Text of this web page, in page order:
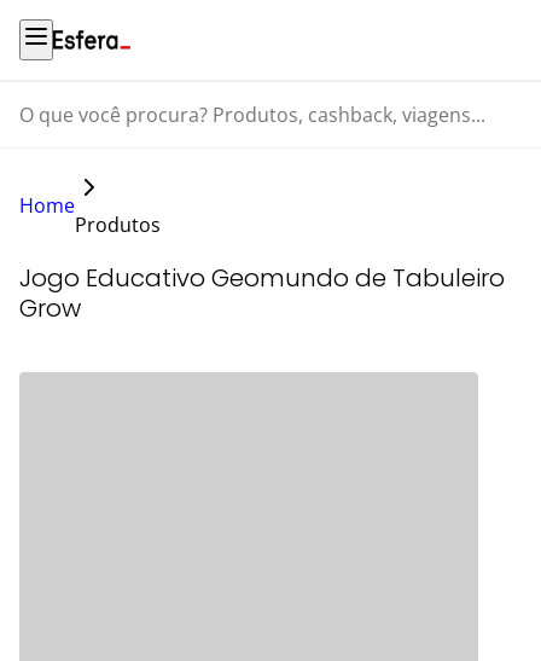
O que você procura? Produtos, cashback, viagens...
Home
Produtos
Jogo Educativo Geomundo de Tabuleiro
Grow